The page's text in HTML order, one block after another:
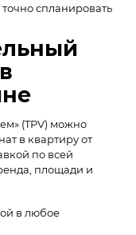
спланировать
(TPV) можно
в квартиру от
по всей
площади и
в любое